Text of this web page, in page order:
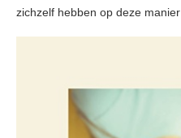
zichzelf hebben op deze